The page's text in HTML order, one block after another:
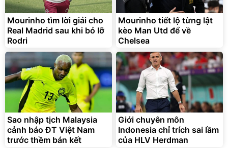
Mourinho tìm lời giải cho
Real Madrid sau khi bỏ lỡ
Rodri
Mourinho tiết lộ từng lật
kèo Man Utd để về
Chelsea
Sao nhập tịch Malaysia
cảnh báo ĐT Việt Nam
trước thềm bán kết
Giới chuyên môn
Indonesia chỉ trích sai lầm
của HLV Herdman